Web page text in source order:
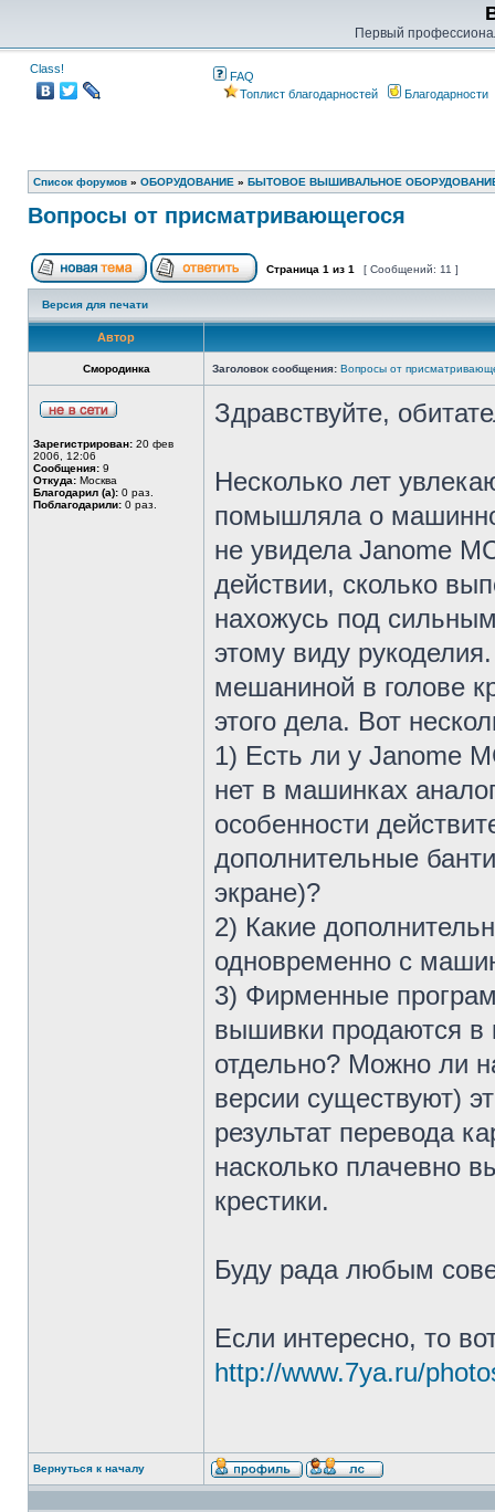
Первый
Class!
FAQ
Топлист благодарностей
Благодарности
Список форумов » ОБОРУДОВАНИЕ » БЫТОВОЕ ВЫШИВАЛЬНОЕ
Вопросы от присматривающегося
Страница 1 из 1 [ Сообщений: 11 ]
Версия для печати
Автор
Смородинка Заголовок сообщения: Вопросы от
Зарегистрирован: 20 фев
2006, 12:06
Сообщения: 9
Откуда: Москва
Благодарил (а): 0 раз.
Поблагодарили: 0 раз.
Здравствуйте,
Несколько лет
помышляла о
не увидела Janome
действии, сколько
нахожусь под
этому виду
мешаниной в голове
этого дела. Вот
1) Есть ли у Janome
нет в машинках
особенности
дополнительные
экране)?
2) Какие
одновременно с
3) Фирменные
вышивки продаются в
отдельно? Можно ли
версии существуют)
результат перевода
насколько плачевно
крестики.
Буду рада любым
Если интересно, то
http://www.7ya.ru/
Вернуться к началу